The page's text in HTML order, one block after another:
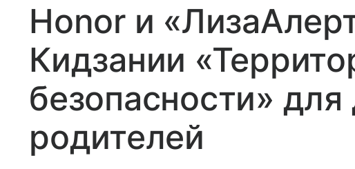
Honor и
Кидзании
безопасности» для
родителей